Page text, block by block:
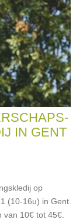
IN GENT
op
(10-16u) in Gent.
10€ tot 45€.